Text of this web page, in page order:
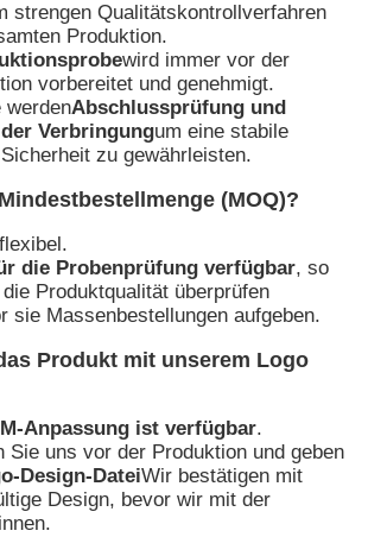
strengen Qualitätskontrollverfahren
Produktion.
wird immer vor der
vorbereitet und genehmigt.
werdenAbschlussprüfung und
Verbringungum eine stabile
zu gewährleisten.
(MOQ)?
die Probenprüfung verfügbar, so
Produktqualität überprüfen
sie Massenbestellungen aufgeben.
Produkt mit unserem Logo
Anpassung ist verfügbar.
Sie uns vor der Produktion und geben
Design-DateiWir bestätigen mit
Design, bevor wir mit der